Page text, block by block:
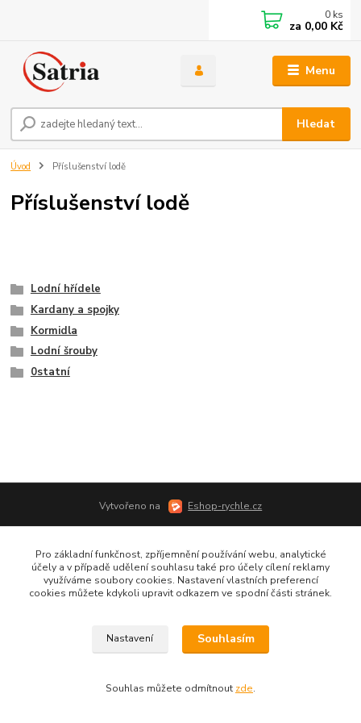
Menu
Hledat
0 ks
za 0,00 Kč
Úvod Příslušenství lodě
Příslušenství lodě
Lodní hřídele
Kardany a spojky
Kormidla
Lodní šrouby
0statní
Vytvořeno na Eshop-rychle.cz
Pro základní funkčnost, zpříjemnění používání webu, analytické
účely a v případě udělení souhlasu také pro účely cílení reklamy
využíváme soubory cookies. Nastavení vlastních preferencí
cookies můžete kdykoli upravit odkazem ve spodní části stránek.
Nastavení Souhlasím
Souhlas můžete odmítnout zde.